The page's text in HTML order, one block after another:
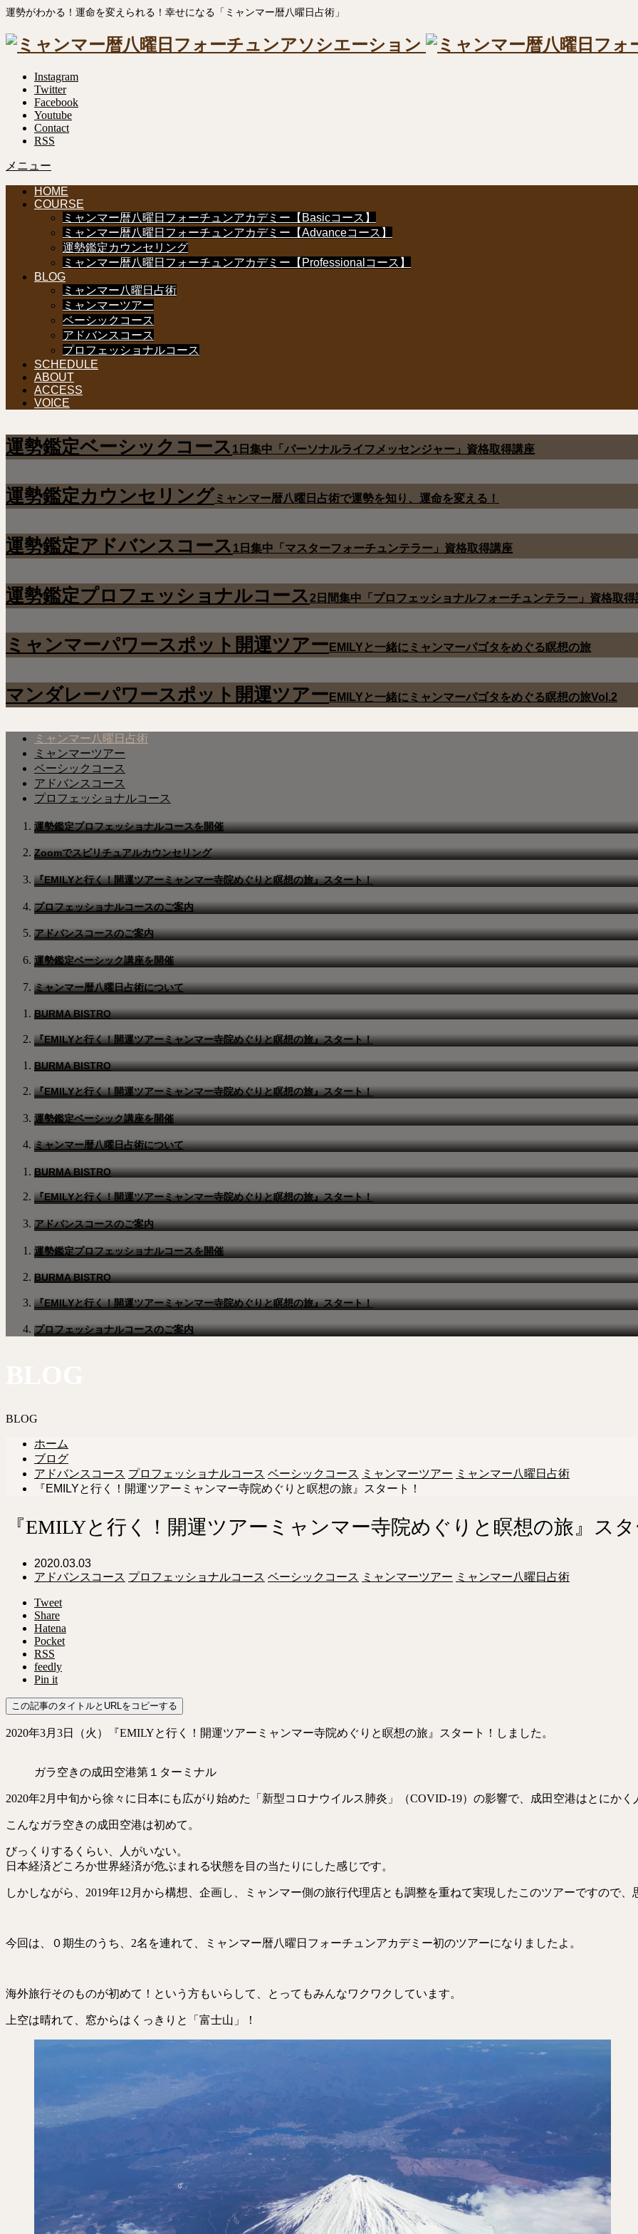
運勢がわかる！運命を変えられる！幸せになる「ミャンマー暦八曜日占術」
Instagram
Twitter
Facebook
Youtube
Contact
RSS
メニュー
HOME
COURSE
ミャンマー暦八曜日フォーチュンアカデミー【Basicコース】
ミャンマー暦八曜日フォーチュンアカデミー【Advanceコース】
運勢鑑定カウンセリング
ミャンマー暦八曜日フォーチュンアカデミー【Professionalコース】
BLOG
ミャンマー八曜日占術
ミャンマーツアー
ベーシックコース
アドバンスコース
プロフェッショナルコース
SCHEDULE
ABOUT
ACCESS
VOICE
運勢鑑定ベーシックコース 1日集中「パーソナルライフメッセンジャー」資格取得講座
運勢鑑定カウンセリング ミャンマー暦八曜日占術で運勢を知り、運命を変える！
運勢鑑定アドバンスコース 1日集中「マスターフォーチュンテラー」資格取得講座
運勢鑑定プロフェッショナルコース2日間集中「プロフェッショナルフォーチュンテラー」資格取得
ミャンマーパワースポット開運ツアー EMILYと一緒にミャンマーパゴタをめぐる瞑想の旅
マンダレーパワースポット開運ツアー EMILYと一緒にミャンマーパゴタをめぐる瞑想の旅Vol.2
ミャンマー八曜日占術
ミャンマーツアー
ベーシックコース
アドバンスコース
プロフェッショナルコース
運勢鑑定プロフェッショナルコースを開催
Zoomでスピリチュアルカウンセリング
『EMILYと行く！開運ツアーミャンマー寺院めぐりと瞑想の旅』スタート！
プロフェッショナルコースのご案内
アドバンスコースのご案内
運勢鑑定ベーシック講座を開催
ミャンマー暦八曜日占術について
BURMA BISTRO
『EMILYと行く！開運ツアーミャンマー寺院めぐりと瞑想の旅』スタート！
BURMA BISTRO
『EMILYと行く！開運ツアーミャンマー寺院めぐりと瞑想の旅』スタート！
運勢鑑定ベーシック講座を開催
ミャンマー暦八曜日占術について
BURMA BISTRO
『EMILYと行く！開運ツアーミャンマー寺院めぐりと瞑想の旅』スタート！
アドバンスコースのご案内
運勢鑑定プロフェッショナルコースを開催
BURMA BISTRO
『EMILYと行く！開運ツアーミャンマー寺院めぐりと瞑想の旅』スタート！
プロフェッショナルコースのご案内
BLOG
ホーム
ブログ
アドバンスコース プロフェッショナルコース ベーシックコース ミャンマーツアー ミャンマー八曜日占術
『EMILYと行く！開運ツアーミャンマー寺院めぐりと瞑想の旅』スタート！
『EMILYと行く！開運ツアーミャンマー寺院めぐりと瞑想の旅』ス
2020.03.03
アドバンスコース プロフェッショナルコース ベーシックコース ミャンマーツアー ミャンマー八曜日占術
Tweet
Share
Hatena
Pocket
RSS
feedly
Pin it
この記事のタイトルとURLをコピーする
2020年3月3日（火）『EMILYと行く！開運ツアーミャンマー寺院めぐりと瞑想の旅』スタート！しました。
ガラ空きの成田空港第１ターミナル
2020年2月中旬から徐々に日本にも広がり始めた「新型コロナウイルス肺炎」（COVID-19）の影響で、成田空港はとにかく
こんなガラ空きの成田空港は初めて。
びっくりするくらい、人がいない。
日本経済どころか世界経済が危ぶまれる状態を目の当たりにした感じです。
しかしながら、2019年12月から構想、企画し、ミャンマー側の旅行代理店とも調整を重ねて実現したこのツアーですので
今回は、０期生のうち、2名を連れて、ミャンマー暦八曜日フォーチュンアカデミー初のツアーになりましたよ。
海外旅行そのものが初めて！という方もいらして、とってもみんなワクワクしています。
上空は晴れて、窓からはくっきりと「富士山」！